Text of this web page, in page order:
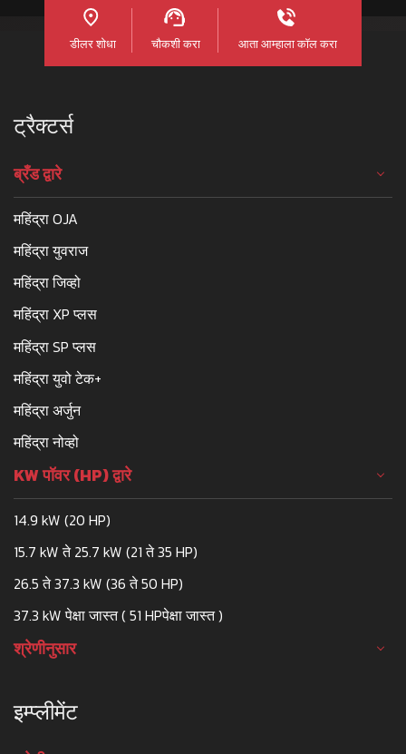
डीलर शोधा चौकशी करा आता आम्हाला कॉल करा
ट्रैक्टर्स
ब्रँड द्वारे
महिंद्रा OJA
महिंद्रा युवराज
महिंद्रा जिव्हो
महिंद्रा XP प्लस
महिंद्रा SP प्लस
महिंद्रा युवो टेक+
महिंद्रा अर्जुन
महिंद्रा नोव्हो
KW पॉवर (HP) द्वारे
14.9 kW (20 HP)
15.7 kW ते 25.7 kW (21 ते 35 HP)
26.5 ते 37.3 kW (36 ते 50 HP)
37.3 kW पेक्षा जास्त ( 51 HPपेक्षा जास्त )
श्रेणीनुसार
इम्प्लीमेंट